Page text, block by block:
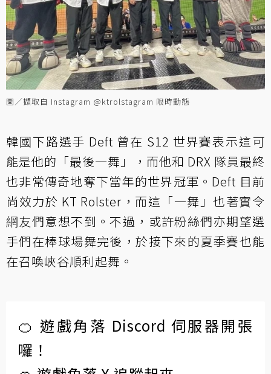
圖／擷取自 Instagram @ktrolstagram 限時動態
韓國下路選手 Deft 曾在 S12 世界賽表示這可
能是他的「最後一舞」，而他和 DRX 隊員最終
也非常傳奇地奪下當年的世界冠軍。Deft 目前
尚效力於 KT Rolster，而這「一舞」也著實令
網友們意想不到。不過，或許粉絲們亦期望選
手們在棒球場舞完後，於接下來的夏季賽也能
在召喚峽谷順利起舞。
🍊 遊戲角落 Discord 伺服器開張
囉！